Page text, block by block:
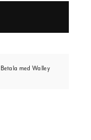
Betala med Walley